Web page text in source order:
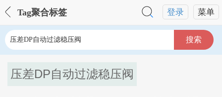
菜单
登录
Tag聚合标签
搜索
压差DP自动过滤稳压阀